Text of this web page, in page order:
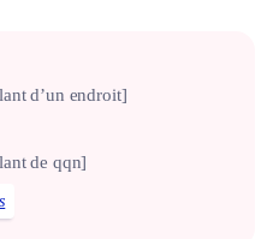
d’un endroit]
de qqn]